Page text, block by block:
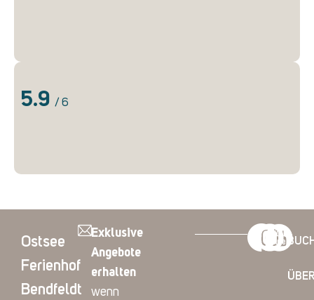
5.9 / 6
Ostsee
Ferienhof
Bendfeldt
Exklusive
Angebote
erhalten
wenn